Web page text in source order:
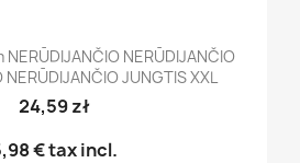
NERŪDIJANČIO
JUNGTIS XXL
24,59 zł
€tax incl.